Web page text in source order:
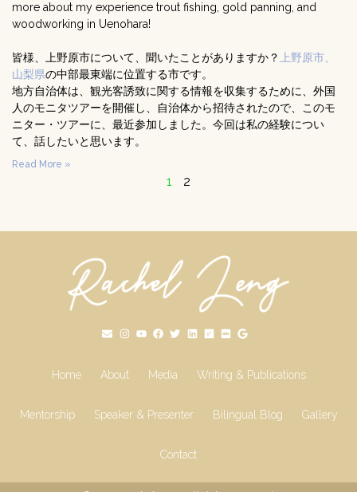
more about my experience trout fishing, gold panning, and
woodworking in Uenohara!
皆様、上野原市について、聞いたことがありますか？
上野原市、
山梨県の中部最東端に位置する市です。
地方自治体は、観光客誘致に関する情報を収集するために、外国
人のモニタツアーを開催し、自治体から招待されたので、このモ
ニター・ツアーに、最近参加しました。今回は私の経験につい
て、話したいと思います。
Read More »
1 2
Home About Media Writing & Publications
Mentorship Speaker & Presenter Bilingual Blog Gallery
Contact